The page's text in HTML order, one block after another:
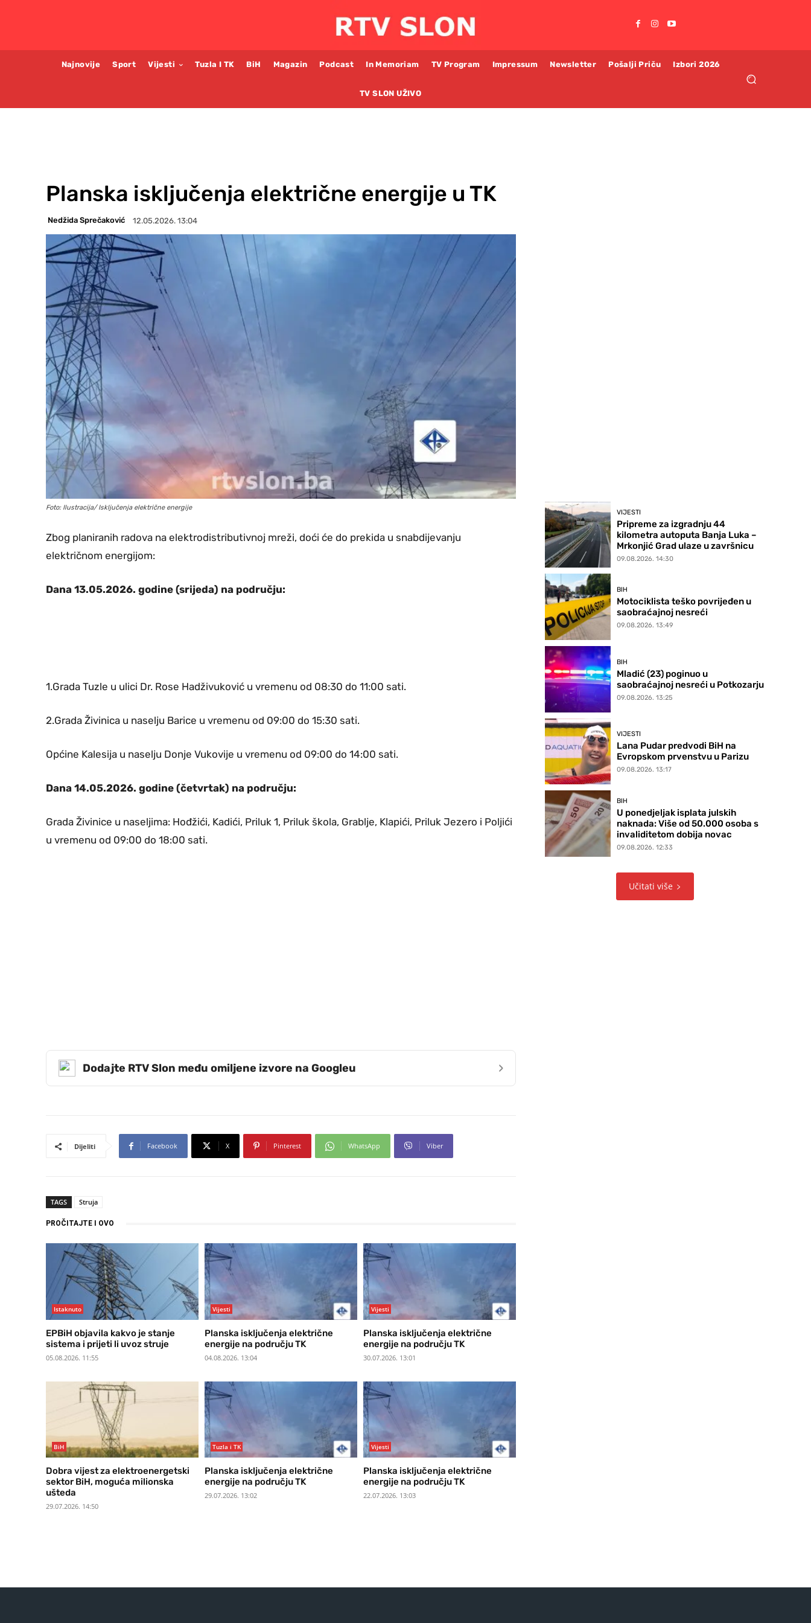
Najnovije Sport Vijesti Tuzla I TK BiH Magazin Podcast In Memoriam TV Program Impressum Newsletter Pošalji Priču Izbori 2026
TV SLON UŽIVO
Planska isključenja električne energije u TK
Nedžida Sprečaković 12.05.2026. 13:04
Foto: Ilustracija/ Isključenja električne energije
Zbog planiranih radova na elektrodistributivnoj mreži, doći će do prekida u snabdijevanju
električnom energijom:
Dana 13.05.2026. godine (srijeda) na području:
1.Grada Tuzle u ulici Dr. Rose Hadživuković u vremenu od 08:30 do 11:00 sati.
2.Grada Živinica u naselju Barice u vremenu od 09:00 do 15:30 sati.
Općine Kalesija u naselju Donje Vukovije u vremenu od 09:00 do 14:00 sati.
Dana 14.05.2026. godine (četvrtak) na području:
Grada Živinice u naseljima: Hođžići, Kadići, Priluk 1, Priluk škola, Grablje, Klapići, Priluk Jezero i Poljići
u vremenu od 09:00 do 18:00 sati.
Dodajte RTV Slon među omiljene izvore na Googleu ›
Dijeliti Facebook X Pinterest WhatsApp Viber
TAGS Struja
PROČITAJTE I OVO
Istaknuto
EPBiH objavila kakvo je stanje
sistema i prijeti li uvoz struje
05.08.2026. 11:55
Vijesti
Planska isključenja električne
energije na području TK
04.08.2026. 13:04
Vijesti
Planska isključenja električne
energije na području TK
30.07.2026. 13:01
BiH
Dobra vijest za elektroenergetski
sektor BiH, moguća milionska
ušteda
29.07.2026. 14:50
Tuzla i TK
Planska isključenja električne
energije na području TK
29.07.2026. 13:02
Vijesti
Planska isključenja električne
energije na području TK
22.07.2026. 13:03
VIJESTI
Pripreme za izgradnju 44
kilometra autoputa Banja Luka –
Mrkonjić Grad ulaze u završnicu
09.08.2026. 14:30
BIH
Motociklista teško povrijeđen u
saobraćajnoj nesreći
09.08.2026. 13:49
BIH
Mladić (23) poginuo u
saobraćajnoj nesreći u Potkozarju
09.08.2026. 13:25
VIJESTI
Lana Pudar predvodi BiH na
Evropskom prvenstvu u Parizu
09.08.2026. 13:17
BIH
U ponedjeljak isplata julskih
naknada: Više od 50.000 osoba s
invaliditetom dobija novac
09.08.2026. 12:33
Učitati više